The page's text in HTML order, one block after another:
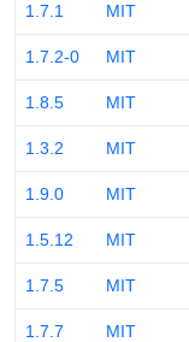
1.7.1 MIT
1.7.2-0 MIT
1.8.5 MIT
1.3.2 MIT
1.9.0 MIT
1.5.12 MIT
1.7.5 MIT
1.7.7 MIT